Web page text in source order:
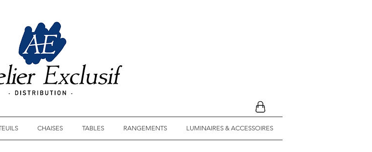
CHAISES TABLES RANGEMENTS LUMINAIRES & ACCESSOIRES